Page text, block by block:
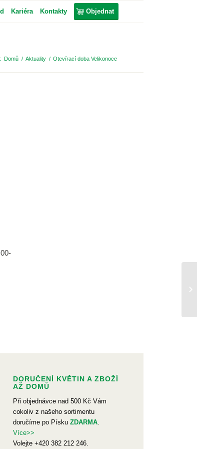
Kariéra Kontakty Objednat
Domů / Aktuality / Otevírací doba Velikonoce
DORUČENÍ KVĚTIN A ZBOŽÍ
AŽ DOMŮ
Při objednávce nad 500 Kč Vám
cokoliv z našeho sortimentu
doručíme po Písku ZDARMA.
Více>>
Volejte +420 382 212 246.